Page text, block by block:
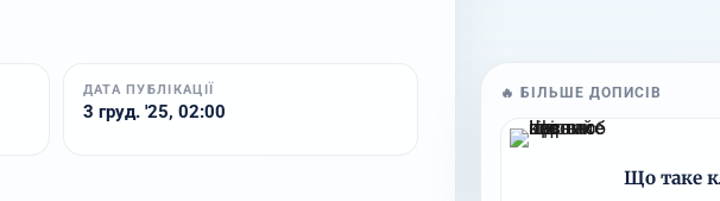
ДАТА ПУБЛІКАЦІЇ
3 груд. '25, 02:00
🔥 БІЛЬШЕ ДОПИСІВ
Що таке